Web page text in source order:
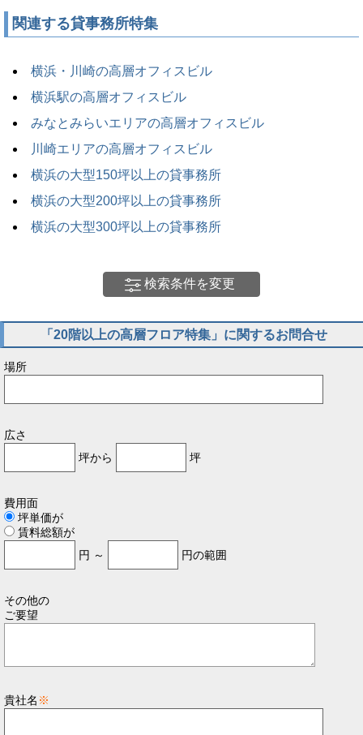
関連する貸事務所特集
横浜・川崎の高層オフィスビル
横浜駅の高層オフィスビル
みなとみらいエリアの高層オフィスビル
川崎エリアの高層オフィスビル
横浜の大型150坪以上の貸事務所
横浜の大型200坪以上の貸事務所
横浜の大型300坪以上の貸事務所
検索条件を変更
「20階以上の高層フロア特集」に関するお問合せ
場所
広さ
坪から
坪
費用面
坪単価が
賃料総額が
円 ～
円の範囲
その他の
ご要望
貴社名 ※